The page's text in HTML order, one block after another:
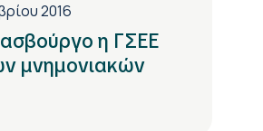
2016
η ΓΣΕΕ
μνημονιακών